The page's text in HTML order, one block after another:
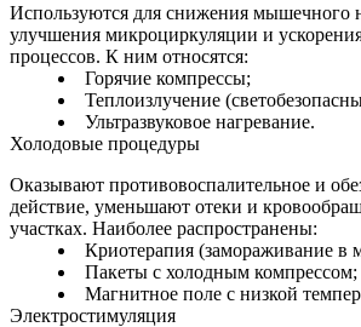
Используются для снижения мышечного
улучшения микроциркуляции и
процессов. К ним относятся:
Горячие компрессы;
Теплоизлучение
Ультразвуковое нагревание.
Холодовые процедуры
Оказывают противовоспалительное и
действие, уменьшают отеки и
участках. Наиболее распространены:
Криотерапия (замораживание в
Пакеты с холодным компрессом;
Магнитное поле с низкой
Электростимуляция